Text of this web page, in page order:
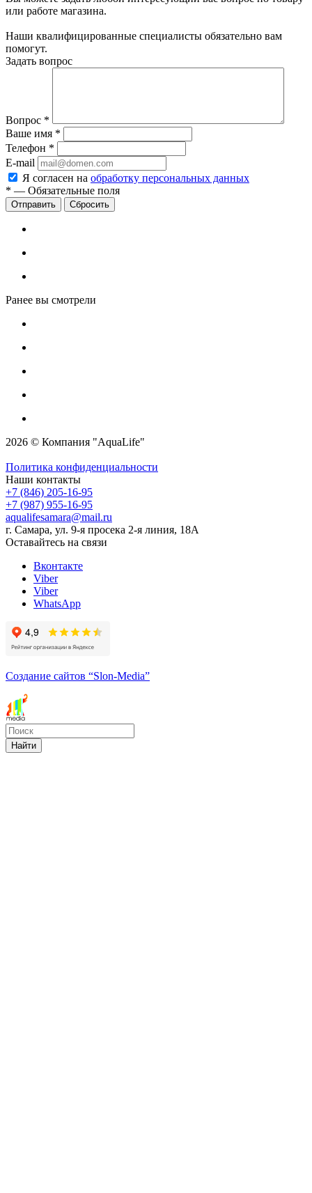
или работе магазина.
Наши квалифицированные специалисты обязательно вам
помогут.
Задать вопрос
Вопрос *
Ваше имя *
Телефон *
E-mail
Я согласен на обработку персональных данных
* — Обязательные поля
Сбросить
Ранее вы смотрели
2026 © Компания "AquaLife"
Политика конфиденциальности
Наши контакты
+7 (846) 205-16-95
+7 (987) 955-16-95
aqualifesamara@mail.ru
г. Самара, ул. 9-я просека 2-я линия, 18А
Оставайтесь на связи
Вконтакте
Viber
Viber
WhatsApp
Создание сайтов “Slon-Media”
Найти